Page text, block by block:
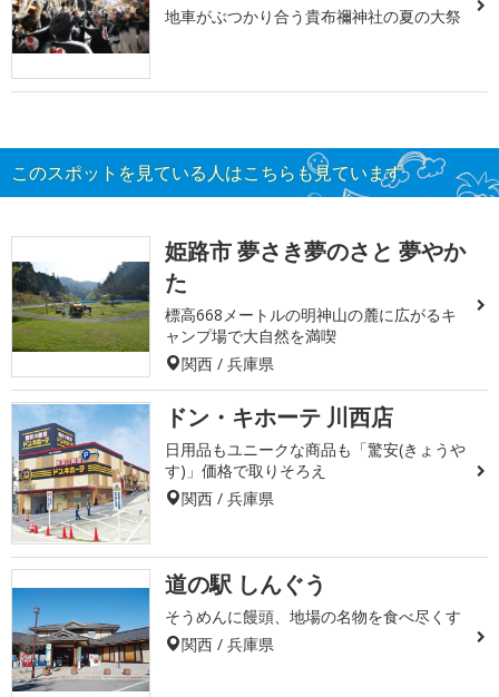
地車がぶつかり合う貴布禰神社の夏の大祭
このスポットを見ている人はこちらも見ています
姫路市 夢さき夢のさと 夢やか
た
標高668メートルの明神山の麓に広がるキ
ャンプ場で大自然を満喫
関西 / 兵庫県
ドン・キホーテ 川西店
日用品もユニークな商品も「驚安(きょうや
す)」価格で取りそろえ
関西 / 兵庫県
道の駅 しんぐう
そうめんに饅頭、地場の名物を食べ尽くす
関西 / 兵庫県